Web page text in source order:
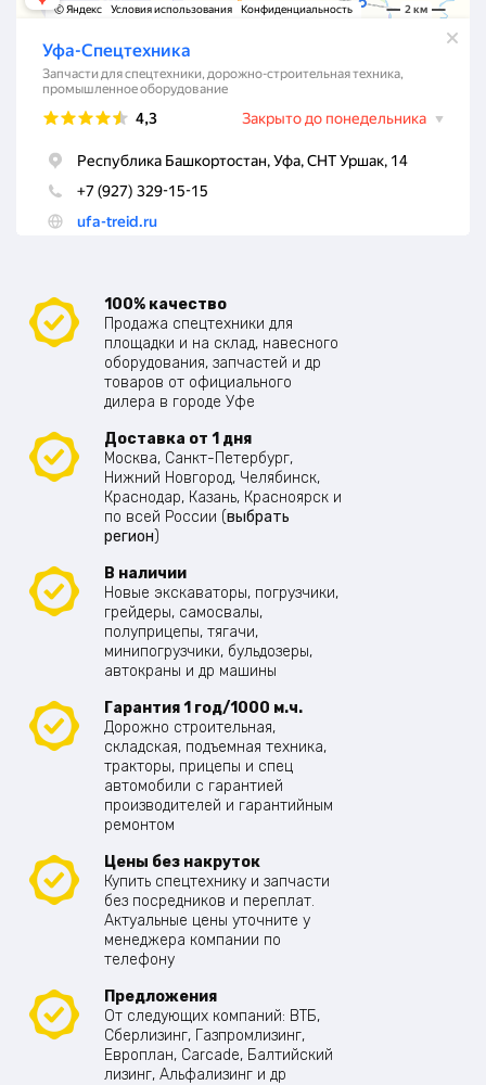
100% качество
Продажа спецтехники для
площадки и на склад, навесного
оборудования, запчастей и др
товаров от официального
дилера в городе Уфе
Доставка от 1 дня
Москва, Санкт-Петербург,
Нижний Новгород, Челябинск,
Краснодар, Казань, Красноярск и
по всей России (выбрать
регион)
В наличии
Новые экскаваторы, погрузчики,
грейдеры, самосвалы,
полуприцепы, тягачи,
минипогрузчики, бульдозеры,
автокраны и др машины
Гарантия 1 год/1000 м.ч.
Дорожно строительная,
складская, подъемная техника,
тракторы, прицепы и спец
автомобили с гарантией
производителей и гарантийным
ремонтом
Цены без накруток
Купить спецтехнику и запчасти
без посредников и переплат.
Актуальные цены уточните у
менеджера компании по
телефону
Предложения
От следующих компаний: ВТБ,
Сберлизинг, Газпромлизинг,
Европлан, Carcade, Балтийский
лизинг, Альфализинг и др